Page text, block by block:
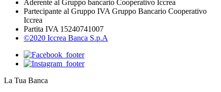
Aderente al Gruppo bancario Cooperativo Iccrea
Partecipante al Gruppo IVA Gruppo Bancario Cooperativo
Iccrea
Partita IVA 15240741007
©2020 Iccrea Banca S.p.A
La Tua Banca